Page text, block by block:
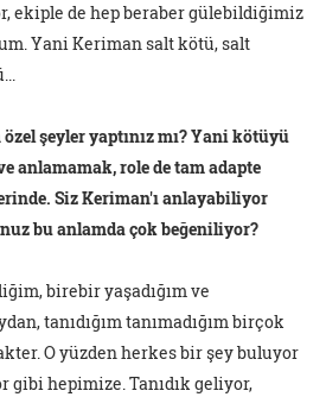
ekiple de hep beraber gülebildiğimiz
Yani Keriman salt kötü, salt
şeyler yaptınız mı? Yani kötüyü
anlamamak, role de tam adapte
Siz Keriman'ı anlayabiliyor
bu anlamda çok beğeniliyor?
birebir yaşadığım ve
tanıdığım tanımadığım birçok
O yüzden herkes bir şey buluyor
gibi hepimize. Tanıdık geliyor,